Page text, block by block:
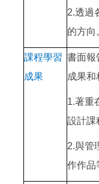
2.透過
的方向
課程學習
成果
書面報
成果和
1.著重
設計課
2.與管
作作品